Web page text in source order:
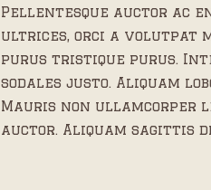
Pellentesque auctor ac
ultrices, orci a volutpat
purus tristique purus.
sodales justo. Aliquam
Mauris non ullamcorper
auctor. Aliquam sagittis